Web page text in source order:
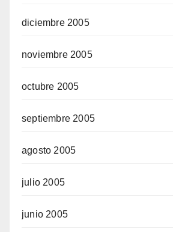
diciembre 2005
noviembre 2005
octubre 2005
septiembre 2005
agosto 2005
julio 2005
junio 2005